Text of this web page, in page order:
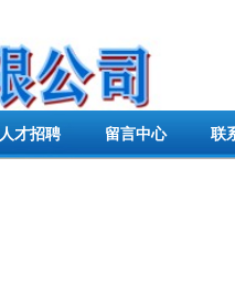
人才招聘 留言中心 联